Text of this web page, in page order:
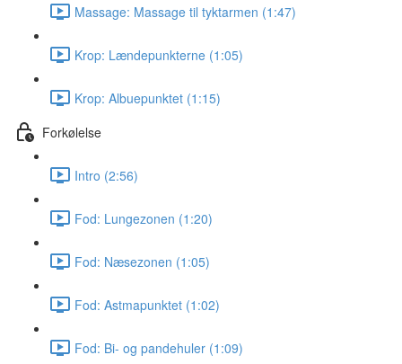
Massage: Massage til tyktarmen (1:47)
Krop: Lændepunkterne (1:05)
Krop: Albuepunktet (1:15)
Forkølelse
Intro (2:56)
Fod: Lungezonen (1:20)
Fod: Næsezonen (1:05)
Fod: Astmapunktet (1:02)
Fod: Bi- og pandehuler (1:09)